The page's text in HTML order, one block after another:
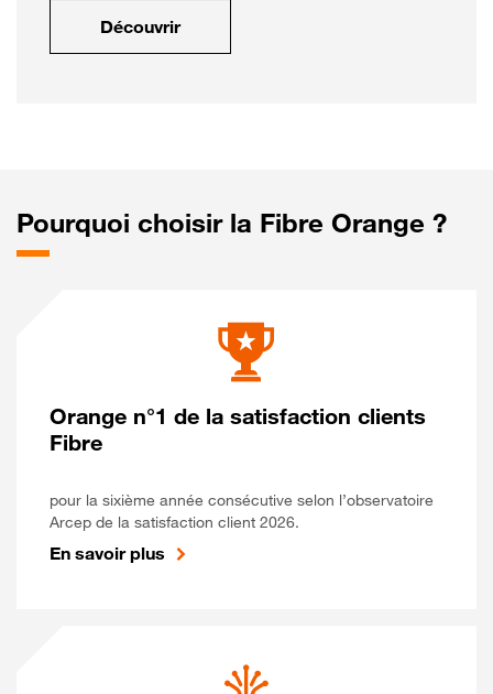
Découvrir
Pourquoi choisir la Fibre Orange ?
Orange n°1 de la satisfaction clients
Fibre
pour la sixième année consécutive selon l’observatoire
Arcep de la satisfaction client 2026.
En savoir plus